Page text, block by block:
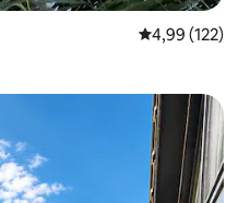
4,99 ud af 5 i
4,99 (122)